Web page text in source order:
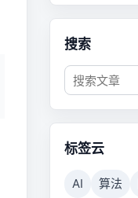
搜索
标签云
AI 算法